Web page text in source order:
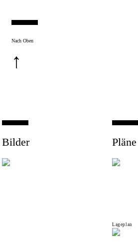
Nach Oben
↑
Bilder Pläne
Lageplan